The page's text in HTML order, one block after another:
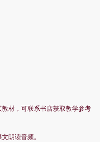
材，可联系书店获取教学参考
朗读音频。